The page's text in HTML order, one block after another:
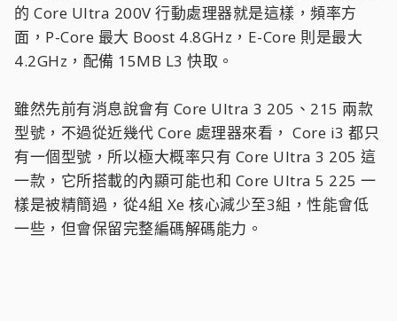
的 Core Ultra 200V 行動處理器就是這樣，頻率方
面，P-Core 最大 Boost 4.8GHz，E-Core 則是最大
4.2GHz，配備 15MB L3 快取。
雖然先前有消息說會有 Core Ultra 3 205、215 兩款
型號，不過從近幾代 Core 處理器來看， Core i3 都只
有一個型號，所以極大概率只有 Core Ultra 3 205 這
一款，它所搭載的內顯可能也和 Core Ultra 5 225 一
樣是被精簡過，從4組 Xe 核心減少至3組，性能會低
一些，但會保留完整編碼解碼能力。